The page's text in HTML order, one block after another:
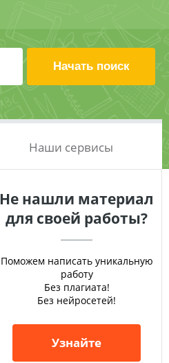
Наши сервисы
Не нашли материал
для своей работы?
Поможем написать уникальную
работу
Без плагиата!
Без нейросетей!
Узнайте